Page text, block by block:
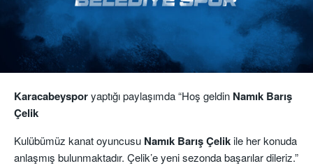
Karacabeysporyaptığı paylaşımda “Hoş geldin Namık Barış
Çelik
Kulübümüz kanat oyuncusu Namık Barış Çelikile her konuda
anlaşmış bulunmaktadır. Çelik’e yeni sezonda başarılar dileriz.”